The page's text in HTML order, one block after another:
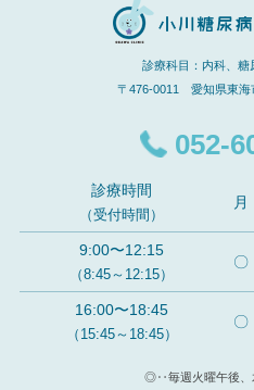
診療科目：内科、糖
〒476-0011 愛知県東海
052-
診療時間
（受付時間）
月
9:00〜12:15
（8:45～12:15）
〇
16:00〜18:45
（15:45～18:45）
〇
◎‥毎週火曜午後、